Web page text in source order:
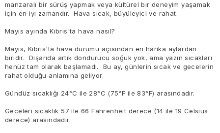
manzaralı bir sürüş yapmak veya kültürel bir deneyim yaşamak
için en iyi zamandır. Hava sıcak, büyüleyici ve rahat.
Mayıs ayında Kıbrıs'ta hava nasıl?
Mayıs, Kıbrıs'ta hava durumu açısından en harika aylardan
biridir. Dışarıda artık dondurucu soğuk yok, ama yazın sıcakları
henüz tam olarak başlamadı. Bu ay, günlerin sıcak ve gecelerin
rahat olduğu anlamına geliyor.
Gündüz sıcaklığı 24°C ile 28°C (75°F ile 83°F) arasındadır.
Geceleri sıcaklık 57 ile 66 Fahrenheit derece (14 ile 19 Celsius
derece) arasındadır.